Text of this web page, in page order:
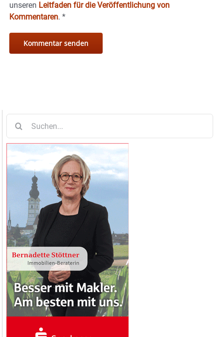
unseren Leitfaden für die Veröffentlichung von
Kommentaren. *
nach: